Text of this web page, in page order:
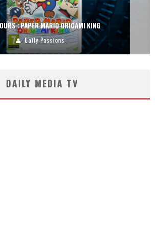
: PAPER MARIO ORIGAMI KING
Daily Passions
DAILY MEDIA TV